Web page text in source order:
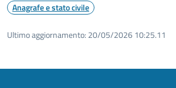
Anagrafe e stato civile
Ultimo aggiornamento: 20/05/2026 10:25.11